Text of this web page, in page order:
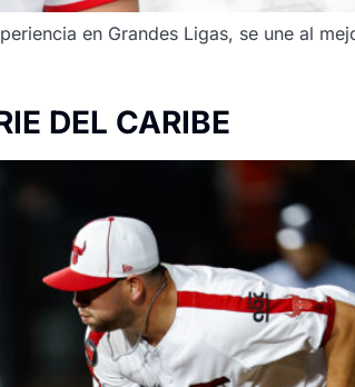
en Grandes Ligas, se une al
DEL CARIBE